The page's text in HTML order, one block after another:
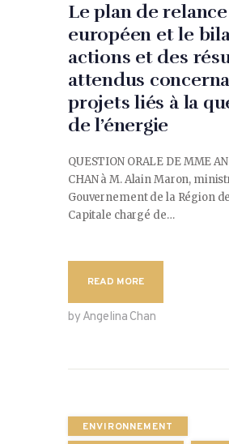
Le plan de relance
européen et le
actions et des
attendus
projets liés à la
de l’énergie
QUESTION ORALE DE MME
CHAN à M. Alain Maron,
Gouvernement de la Région
Capitale chargé de…
READ MORE
by Angelina Chan
ENVIRONNEMENT